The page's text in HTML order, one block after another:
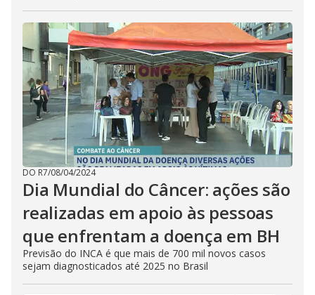
DO R7/08/04/2024
Dia Mundial do Câncer: ações são
realizadas em apoio às pessoas
que enfrentam a doença em BH
Previsão do INCA é que mais de 700 mil novos casos
sejam diagnosticados até 2025 no Brasil